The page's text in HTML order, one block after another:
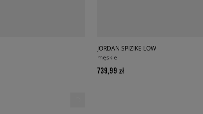
JORDAN SPIZIKE LOW
męskie
739,99 zł